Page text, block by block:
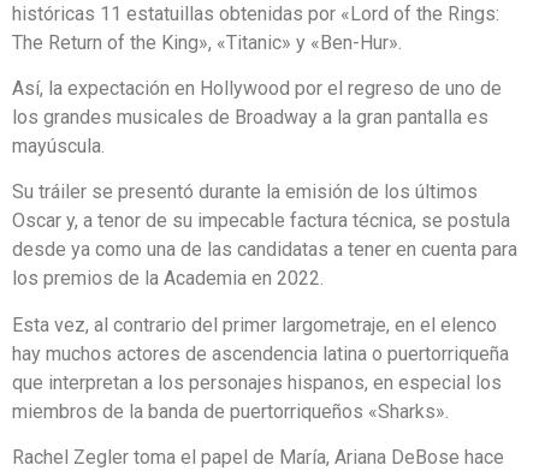
históricas 11 estatuillas obtenidas por «Lord of the Rings:
The Return of the King», «Titanic» y «Ben-Hur».
Así, la expectación en Hollywood por el regreso de uno de
los grandes musicales de Broadway a la gran pantalla es
mayúscula.
Su tráiler se presentó durante la emisión de los últimos
Oscar y, a tenor de su impecable factura técnica, se postula
desde ya como una de las candidatas a tener en cuenta para
los premios de la Academia en 2022.
Esta vez, al contrario del primer largometraje, en el elenco
hay muchos actores de ascendencia latina o puertorriqueña
que interpretan a los personajes hispanos, en especial los
miembros de la banda de puertorriqueños «Sharks».
Rachel Zegler toma el papel de María, Ariana DeBose hace